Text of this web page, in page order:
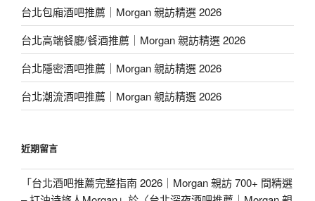
台北包廂酒吧推薦｜Morgan 親訪精選 2026
台北高端餐廳/餐酒推薦｜Morgan 親訪精選 2026
台北隱密酒吧推薦｜Morgan 親訪精選 2026
台北潮流酒吧推薦｜Morgan 親訪精選 2026
近期留言
「台北酒吧推薦完整指南 2026｜Morgan 親訪 700+ 間精選